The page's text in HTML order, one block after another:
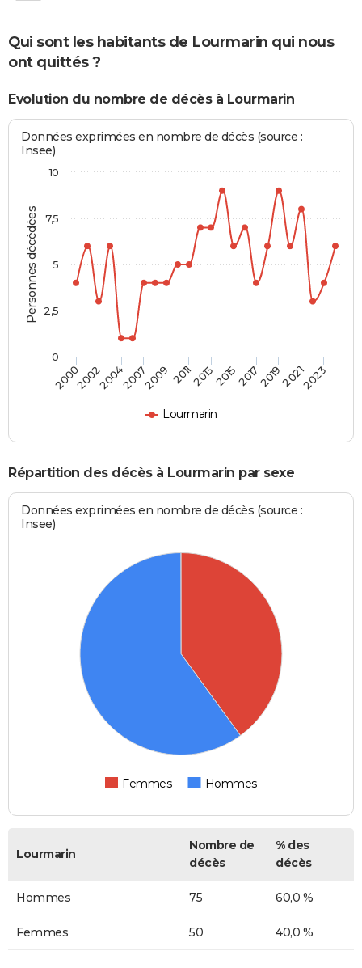
Qui sont les habitants de Lourmarin qui nous
ont quittés ?
Evolution du nombre de décès à Lourmarin
Personnes décédées
Données exprimées en nombre de décès (source :
Insee)
Lourmarin
20002002200420072009 2011201320152017201920212023
0
2,5
5
7,5
10
Répartition des décès à Lourmarin par sexe
Données exprimées en nombre de décès (source :
Insee)
Femmes Hommes
Lourmarin
Nombre de
décès
% des
décès
Hommes 75 60,0 %
Femmes 50 40,0 %